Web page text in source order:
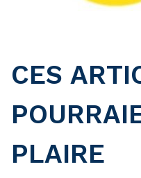
CES
PLAIRE